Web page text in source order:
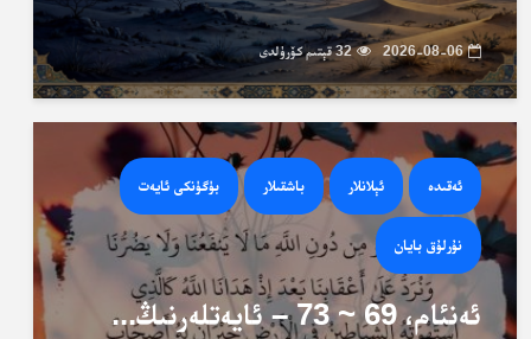
2026-08-06 32 قېتىم كۆرۈلدى
ئەقىدە ئېلانلار باشقىلار بۈگۈنكى ئايەت
نۇرلۇق بايان
ئەنئام، 69 ~ 73 – ئايەتلەرنىڭ...